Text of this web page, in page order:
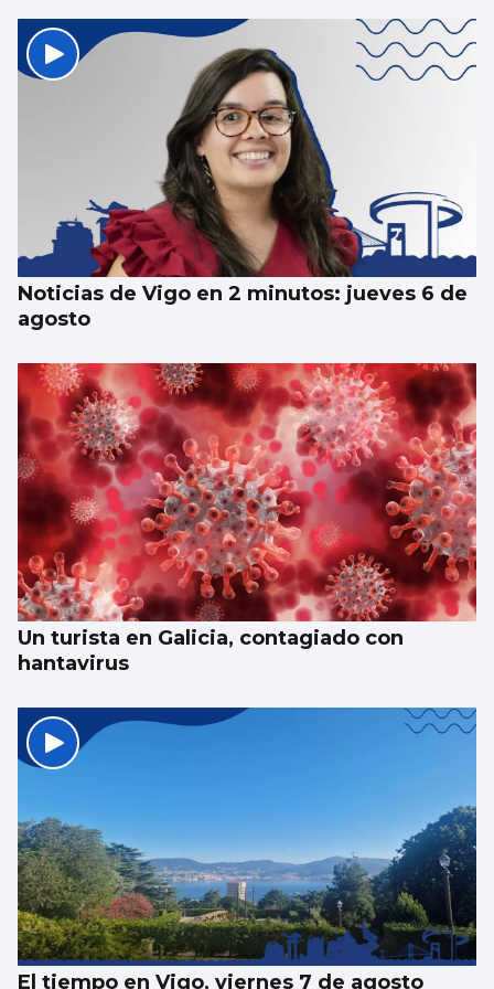
Colas para el último concierto de Castrelos
Noticias de Vigo en 2 minutos: jueves 6 de
agosto
Un turista en Galicia, contagiado con
hantavirus
El tiempo en Vigo, viernes 7 de agosto